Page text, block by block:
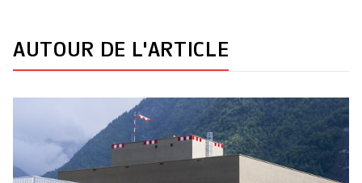
AUTOUR DE L'ARTICLE